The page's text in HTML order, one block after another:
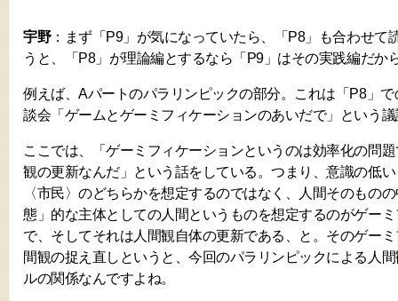
宇野：まず「P9」が気になっていたら、「P8」も合わせて
うと、「P8」が理論編とするなら「P9」はその実践編だか
例えば、Aパートのパラリンピックの部分。これは「P8」
談会「ゲームとゲーミフィケーションのあいだで」という
ここでは、「ゲーミフィケーションというのは効率化の問
観の更新なんだ」という話をしている。つまり、意識の低
〈市民〉のどちらかを想定するのではなく、人間そのもの
態」的な主体としての人間というものを想定するのがゲー
で、そしてそれは人間観自体の更新である、と。そのゲー
間観の捉え直しというと、今回のパラリンピックによる人
ルの関係なんですよね。